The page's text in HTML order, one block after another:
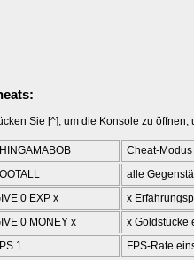
Sie [^], um die Konsole zu
Cheat-
alle
0 EXP x
x
0 MONEY x
x Goldstücke
1
FPS-Rate